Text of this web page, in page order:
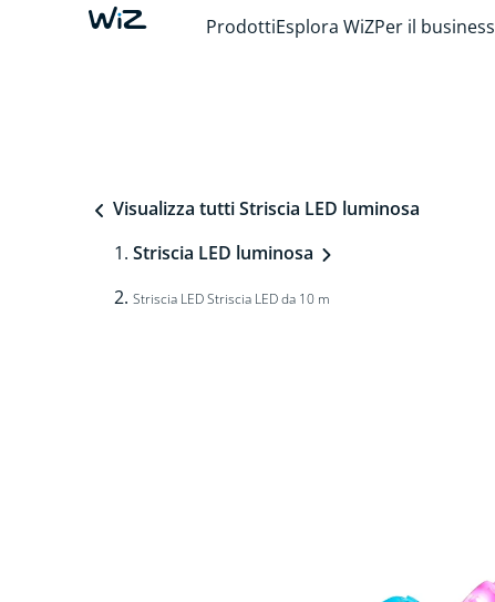
ProdottiEsplora WiZPer il business
Visualizza tutti Striscia LED luminosa
Striscia LED luminosa
Striscia LED Striscia LED da 10 m